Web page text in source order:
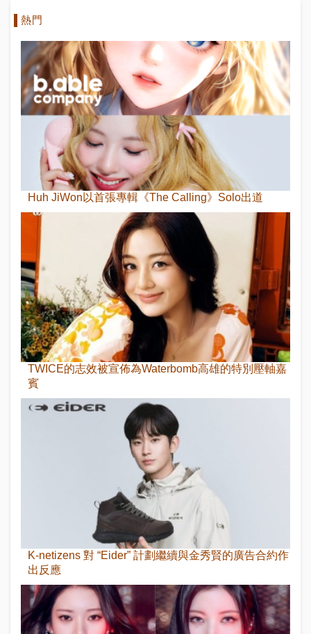
熱門
Huh JiWon以首張專輯《The Calling》Solo出道
TWICE的志效被宣佈為Waterbomb高雄的特別壓軸嘉
賓
K-netizens 對 “Eider” 計劃繼續與金秀賢的廣告合約作
出反應